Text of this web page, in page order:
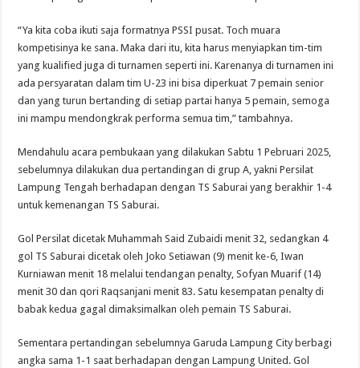
“Ya kita coba ikuti saja formatnya PSSI pusat. Toch muara
kompetisinya ke sana. Maka dari itu, kita harus menyiapkan tim-tim
yang kualified juga di turnamen seperti ini. Karenanya di turnamen ini
ada persyaratan dalam tim U-23 ini bisa diperkuat 7 pemain senior
dan yang turun bertanding di setiap partai hanya 5 pemain, semoga
ini mampu mendongkrak performa semua tim,” tambahnya.
Mendahulu acara pembukaan yang dilakukan Sabtu 1 Pebruari 2025,
sebelumnya dilakukan dua pertandingan di grup A, yakni Persilat
Lampung Tengah berhadapan dengan TS Saburai yang berakhir 1-4
untuk kemenangan TS Saburai.
Gol Persilat dicetak Muhammah Said Zubaidi menit 32, sedangkan 4
gol TS Saburai dicetak oleh Joko Setiawan (9) menit ke-6, Iwan
Kurniawan menit 18 melalui tendangan penalty, Sofyan Muarif (14)
menit 30 dan qori Raqsanjani menit 83. Satu kesempatan penalty di
babak kedua gagal dimaksimalkan oleh pemain TS Saburai.
Sementara pertandingan sebelumnya Garuda Lampung City berbagi
angka sama 1-1 saat berhadapan dengan Lampung United. Gol